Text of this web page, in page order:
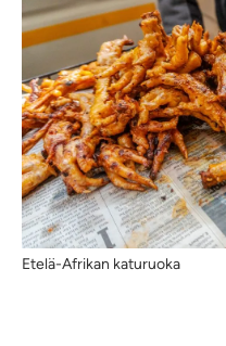
Etelä-Afrikan katuruoka